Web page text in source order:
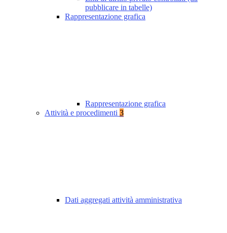
pubblicare in tabelle)
Rappresentazione grafica
Rappresentazione grafica
Attività e procedimenti 3
Dati aggregati attività amministrativa